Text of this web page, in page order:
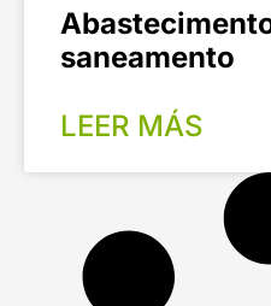
saneamento
LEER MÁS